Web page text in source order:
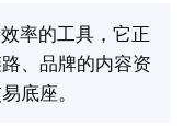
率的工具，它正
、品牌的内容资
底座。